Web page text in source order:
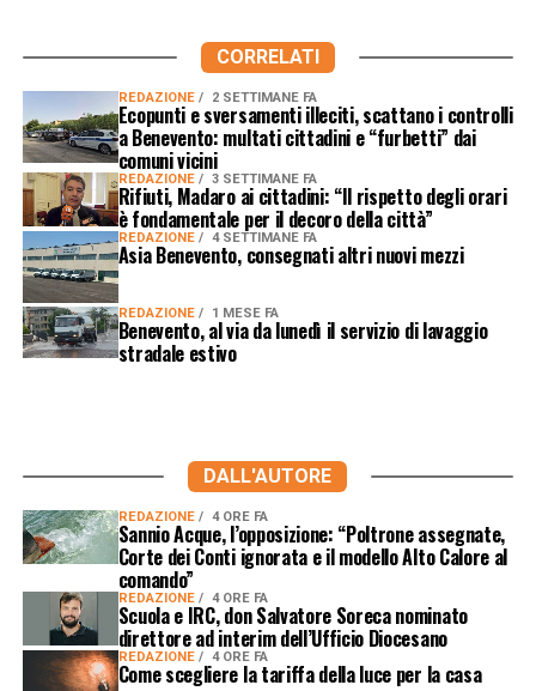
CORRELATI
REDAZIONE 2 SETTIMANE FA
Ecopunti e sversamenti illeciti, scattano i controlli
a Benevento: multati cittadini e “furbetti” dai
comuni vicini
REDAZIONE 3 SETTIMANE FA
Rifiuti, Madaro ai cittadini: “Il rispetto degli orari
è fondamentale per il decoro della città”
REDAZIONE 4 SETTIMANE FA
Asia Benevento, consegnati altri nuovi mezzi
REDAZIONE 1 MESE FA
Benevento, al via da lunedì il servizio di lavaggio
stradale estivo
DALL'AUTORE
REDAZIONE 4 ORE FA
Sannio Acque, l’opposizione: “Poltrone assegnate,
Corte dei Conti ignorata e il modello Alto Calore al
comando”
REDAZIONE 4 ORE FA
Scuola e IRC, don Salvatore Soreca nominato
direttore ad interim dell’Ufficio Diocesano
REDAZIONE 4 ORE FA
Come scegliere la tariffa della luce per la casa